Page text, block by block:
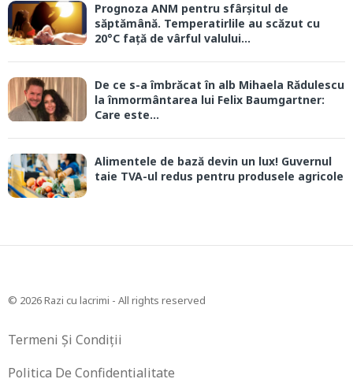
Prognoza ANM pentru sfârșitul de
săptămână. Temperatirlile au scăzut cu
20°C față de vârful valului...
De ce s-a îmbrăcat în alb Mihaela Rădulescu
la înmormântarea lui Felix Baumgartner:
Care este...
Alimentele de bază devin un lux! Guvernul
taie TVA-ul redus pentru produsele agricole
© 2026 Razi cu lacrimi - All rights reserved
Termeni Și Condiții
Politica De Confidentialitate